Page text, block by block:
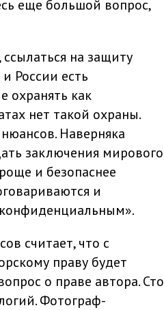
еще большой вопрос,
на защиту
России есть
охранять как
нет такой охраны.
Наверняка
заключения мирового
и безопаснее
и
считает, что с
праву будет
о праве автора. Сто
Фотограф-